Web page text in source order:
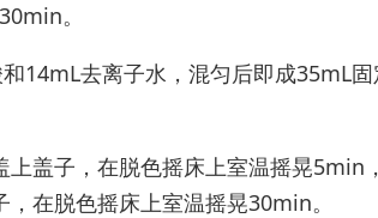
。
14mL去离⼦水，混匀后即成35mL固
盖⼦，在脱色摇床上室温摇晃5min
在脱色摇床上室温摇晃30min。